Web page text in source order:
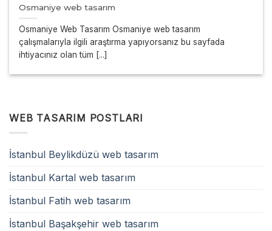
Osmaniye web tasarım
Osmaniye Web Tasarım Osmaniye web tasarım
çalışmalarıyla ilgili araştırma yapıyorsanız bu sayfada
ihtiyacınız olan tüm [...]
WEB TASARIM POSTLARI
İstanbul Beylikdüzü web tasarım
İstanbul Kartal web tasarım
İstanbul Fatih web tasarım
İstanbul Başakşehir web tasarım